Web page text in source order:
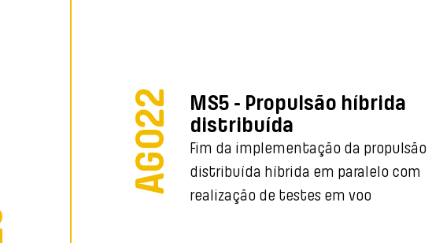
AGO22
MS5 - Propulsão híbrida
distribuída
Fim da implementação da propulsão
distribuída híbrida em paralelo com
realização de testes em voo